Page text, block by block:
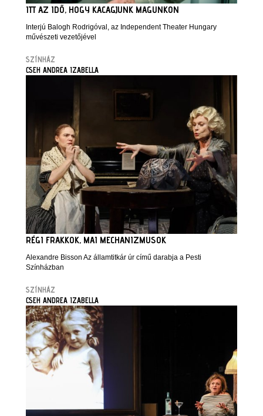
ITT AZ IDŐ, HOGY KACAGJUNK MAGUNKON
Interjú Balogh Rodrigóval, az Independent Theater Hungary
művészeti vezetőjével
SZÍNHÁZ
CSEH ANDREA IZABELLA
RÉGI FRAKKOK, MAI MECHANIZMUSOK
Alexandre Bisson Az államtitkár úr című darabja a Pesti
Színházban
SZÍNHÁZ
CSEH ANDREA IZABELLA